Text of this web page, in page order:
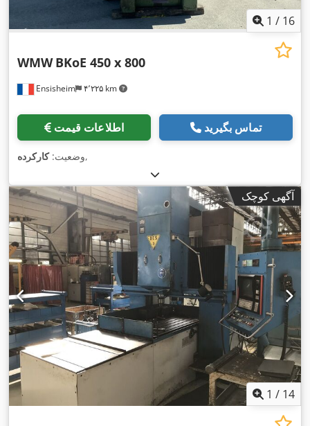
1 / 16
Ensisheim ۴٬۲۲۵ km
WMW BKoE 450 x 800
اطلاعات قیمت تماس بگیرید
وضعیت:کارکرده ,
آگهی کوچک
1 / 14